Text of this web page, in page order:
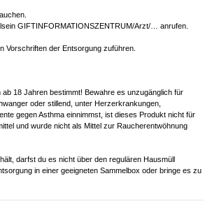
GIFTINFORMATIONSZENTRUM/Arzt/… anrufen.
Vorschriften der Entsorgung zuführen.
18 Jahren bestimmt! Bewahre es unzugänglich für
oder stillend, unter Herzerkrankungen,
gegen Asthma einnimmst, ist dieses Produkt nicht für
und wurde nicht als Mittel zur Raucherentwöhnung
darfst du es nicht über den regulären Hausmüll
in einer geeigneten Sammelbox oder bringe es zu